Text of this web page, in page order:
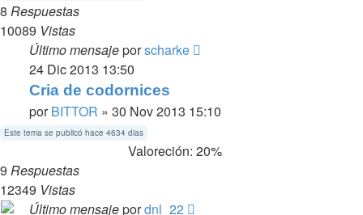
8 Respuestas
10089 Vistas
Último mensajeporscharke
24 Dic 2013 13:50
Cria de codornices
porBITTOR » 30 Nov 2013 15:10
Este tema se publicó hace 4634 dias
Valoreción: 20%
9 Respuestas
12349 Vistas
Último mensajepordnl_22